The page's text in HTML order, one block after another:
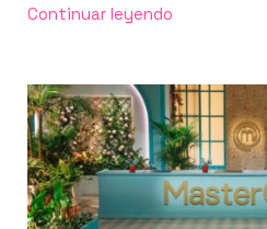
Continuar leyendo
un
photocall:
visibilidad
y
recuerdo
de